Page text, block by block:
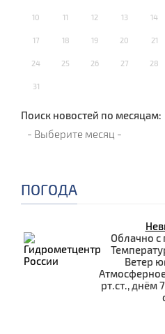
10 11 12 13 14
17 18 19 20 21
24 25 26 27 28
31
Поиск новостей по месяцам:
ПОГОДА
Облачно
Ветер
рт.ст., днём